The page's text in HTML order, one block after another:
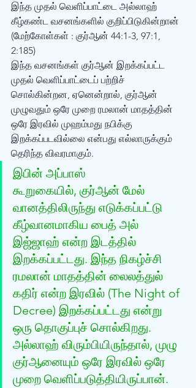
இந்த முதல் வெளிப்பாட்டை அல்லாஹ்
கீழ்கண்ட வசனங்களில் குறிப்பிடுகின்றான்
(மேற்கோள்கள் : குர்‍ஆன் 44:1-3, 97:1,
2:185)
இந்த வசனங்கள் குர்‍ஆன் இறக்கப்பட்ட
முதல் வெளிப்பாட்டைப் பற்றிச்
சொல்கின்றன, ஏனென்றால், குர்‍ஆன்
முழுவதும் ஒரே முறை ரமலான் மாதத்தின்
ஒரே இரவில் முஹம்மது நபிக்கு
இறக்கப்படவில்லை என்பது எல்லாருக்கும்
தெரிந்த விவரமாகும்.
இபின் அப்பாஸ்
கூறுகையில், குர்‍ஆன் மேல்
வானத்திலிருந்து எடுக்கப்பட்டு
கீழ்வானமாகிய பைத் அல்
இஜ்ஜாஹ் என்ற இடத்தில்
இறக்கப்பட்டது. இந்த நிகழ்ச்சி
ரமலான் மாதத்தின் லைலத்துல்
கதிர் என்ற இரவில் (The Night of
Decree) இறக்கப்பட்டது என்று
ஒரு தொகுப்புச் சொல்கிறது.
அல்லாஹ் விரும்பியிருந்தால், முழு
குர்‍ஆனையும் ஒரே இரவில் ஒரே
முறை வெளிப்படுத்தியிருப்பான்.